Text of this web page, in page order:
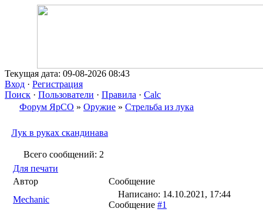
Текущая дата: 09-08-2026 08:43
Вход · Регистрация
Поиск · Пользователи · Правила · Calc
Форум ЯрСО » Оружие » Стрельба из лука
Лук в руках скандинава
Всего сообщений: 2
Для печати
Автор
Сообщение
Mechanic
Написано: 14.10.2021, 17:44
Сообщение #1